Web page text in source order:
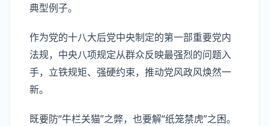
典型例子。
作为党的十八大后党中央制定的第一部重要党内
法规，中央八项规定从群众反映最强烈的问题入
手，立铁规矩、强硬约束，推动党风政风焕然一
新。
既要防“牛栏关猫”之弊，也要解“纸笼禁虎”之困。